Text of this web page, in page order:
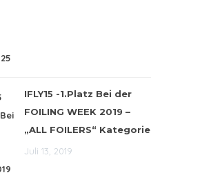
IFLY15 -1.Platz Bei der
FOILING WEEK 2019 –
„ALL FOILERS“ Kategorie
Juli 13, 2019